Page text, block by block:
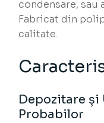
condensare, sau
Fabricat din
calitate.
Depozitare și
Probabilor